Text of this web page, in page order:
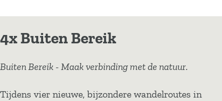
4x Buiten Bereik
Buiten Bereik - Maak verbinding met de natuur.
Tijdens vier nieuwe, bijzondere wandelroutes in